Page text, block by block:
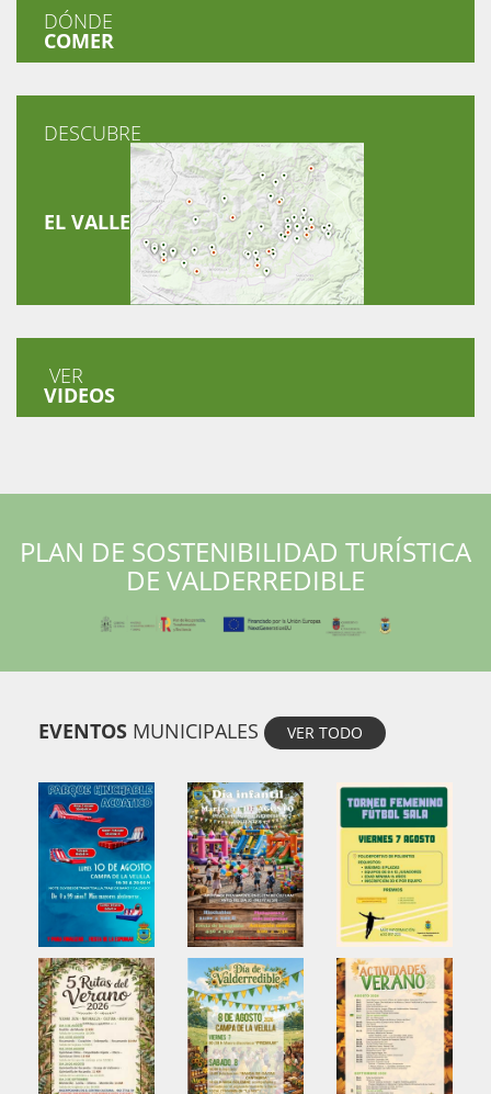
DÓNDE
COMER
DESCUBRE
EL VALLE
VER
VIDEOS
PLAN DE SOSTENIBILIDAD TURÍSTICA
DE VALDERREDIBLE
EVENTOS MUNICIPALES VER TODO